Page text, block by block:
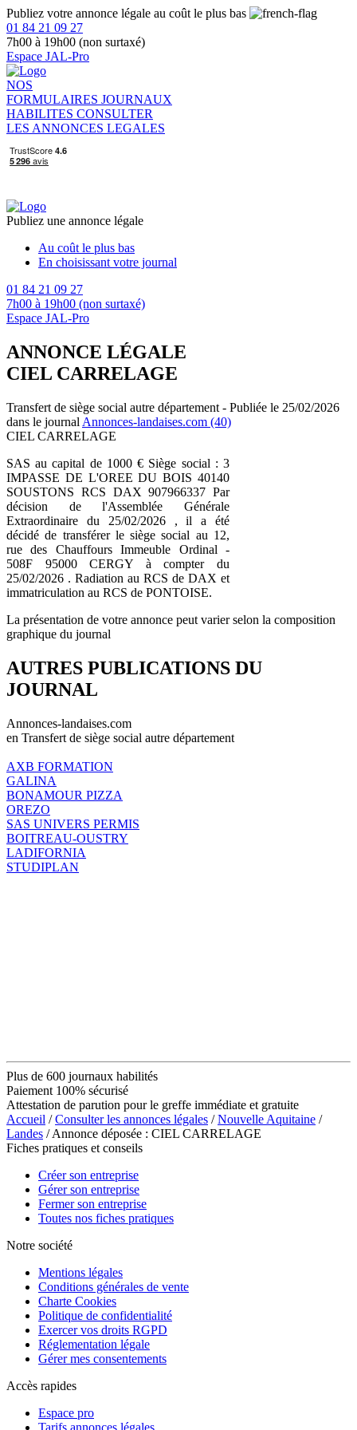
Publiez votre annonce légale au coût le plus bas
01 84 21 09 27
7h00 à 19h00 (non surtaxé)
Espace JAL-Pro
NOS
FORMULAIRES JOURNAUX
HABILITES CONSULTER
LES ANNONCES LEGALES
Publiez une annonce légale
Au coût le plus bas
En choisissant votre journal
01 84 21 09 27
7h00 à 19h00 (non surtaxé)
Espace JAL-Pro
ANNONCE LÉGALE
CIEL CARRELAGE
Transfert de siège social autre département - Publiée le 25/02/2026
dans le journal Annonces-landaises.com (40)
CIEL CARRELAGE
SAS au capital de 1000 € Siège social : 3
IMPASSE DE L'OREE DU BOIS 40140
SOUSTONS RCS DAX 907966337 Par
décision de l'Assemblée Générale
Extraordinaire du 25/02/2026 , il a été
décidé de transférer le siège social au 12,
rue des Chauffours Immeuble Ordinal -
508F 95000 CERGY à compter du
25/02/2026 . Radiation au RCS de DAX et
immatriculation au RCS de PONTOISE.
La présentation de votre annonce peut varier selon la composition
graphique du journal
AUTRES PUBLICATIONS DU
JOURNAL
Annonces-landaises.com
en Transfert de siège social autre département
AXB FORMATION
GALINA
BONAMOUR PIZZA
OREZO
SAS UNIVERS PERMIS
BOITREAU-OUSTRY
LADIFORNIA
STUDIPLAN
Plus de 600 journaux habilités
Paiement 100% sécurisé
Attestation de parution pour le greffe immédiate et gratuite
Accueil /Consulter les annonces légales /Nouvelle Aquitaine /
Landes / Annonce déposée : CIEL CARRELAGE
Fiches pratiques et conseils
Créer son entreprise
Gérer son entreprise
Fermer son entreprise
Toutes nos fiches pratiques
Notre société
Mentions légales
Conditions générales de vente
Charte Cookies
Politique de confidentialité
Exercer vos droits RGPD
Réglementation légale
Gérer mes consentements
Accès rapides
Espace pro
Tarifs annonces légales